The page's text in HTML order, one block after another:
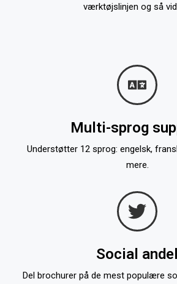
værktøjslinjen og så
Multi-sprog
Understøtter 12 sprog: engelsk,
mere.
Social andel
Del brochurer på de mest populære